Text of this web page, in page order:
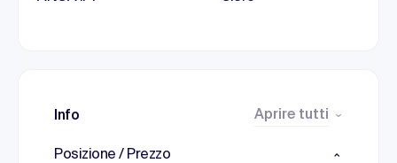
Info Aprire tutti
Posizione / Prezzo